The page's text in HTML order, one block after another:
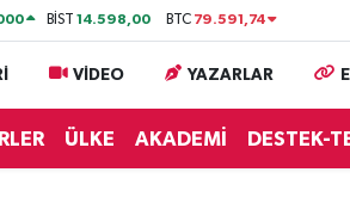
BİST14.598,00 BTC 79.591,74
VİDEO YAZARLAR
ÜLKE AKADEMİ DESTEK-